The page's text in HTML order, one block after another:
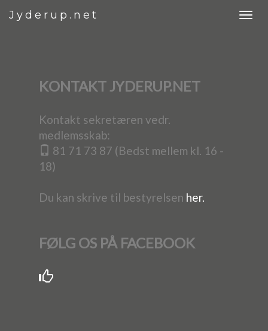
Jyderup.net
KONTAKT JYDERUP.NET
Kontakt sekretæren vedr.
medlemsskab:
81 71 73 87 (Bedst mellem kl. 16 -
18)
Du kan skrive til bestyrelsen her.
FØLG OS PÅ FACEBOOK